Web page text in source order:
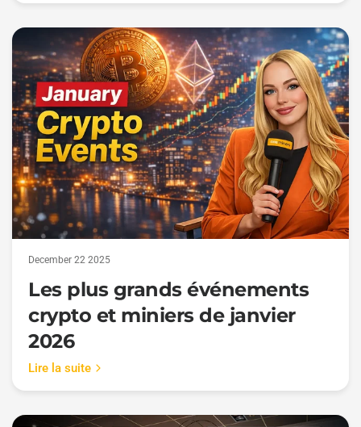
December 22 2025
Les plus grands événements
crypto et miniers de janvier
2026
Lire la suite